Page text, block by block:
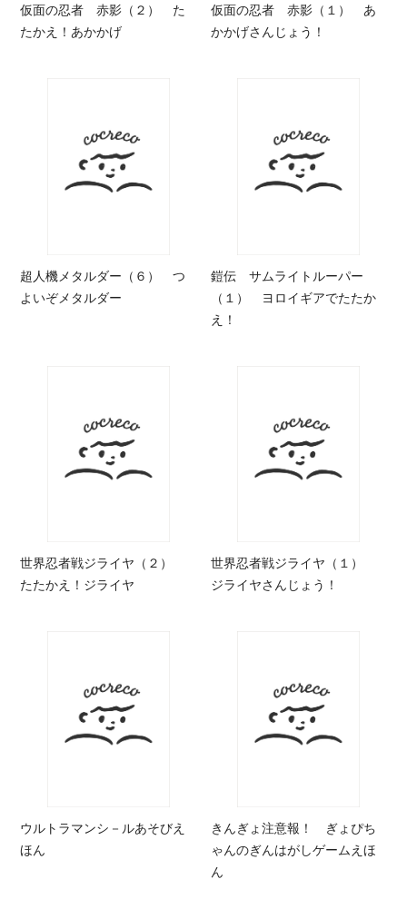
仮面の忍者 赤影（２） た
たかえ！あかかげ
仮面の忍者 赤影（１） あ
かかげさんじょう！
超人機メタルダー（６） つ
よいぞメタルダー
鎧伝 サムライトルーパー
（１） ヨロイギアでたたか
え！
世界忍者戦ジライヤ（２）
たたかえ！ジライヤ
世界忍者戦ジライヤ（１）
ジライヤさんじょう！
ウルトラマンシ－ルあそびえ
ほん
きんぎょ注意報！ ぎょぴち
ゃんのぎんはがしゲームえほ
ん